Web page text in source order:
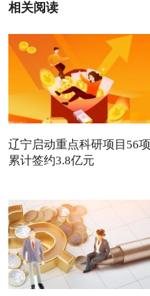
相关阅读
辽宁启动重点科研项目56项
累计签约3.8亿元